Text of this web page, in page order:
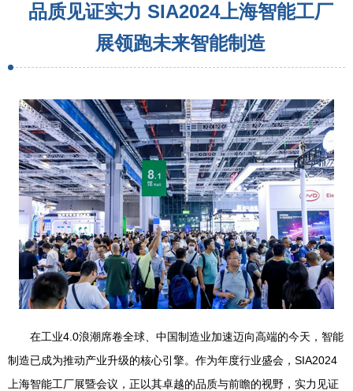
品质见证实力 SIA2024上海智能工厂
展领跑未来智能制造
在工业4.0浪潮席卷全球、中国制造业加速迈向高端的今天，智能
制造已成为推动产业升级的核心引擎。作为年度行业盛会，SIA2024
上海智能工厂展暨会议，正以其卓越的品质与前瞻的视野，实力见证